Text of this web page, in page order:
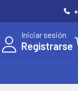
Iniciar sesión
Registrarse